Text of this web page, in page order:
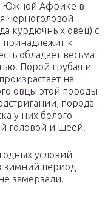
Южной Африке в
Черноголовой
курдючных овец) с
к
обладает весьма
Порой грубая и
на
овцы этой породы
порода
у них белого
головой и шеей.
условий
зимний период
замерзали.